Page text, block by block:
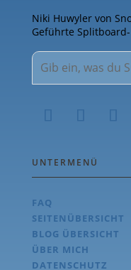
Niki Huwyler von
Geführte
Suchen
nach:
UNTERMENÜ
FAQ
SEITENÜBERSICHT
BLOG ÜBERSICHT
ÜBER MICH
DATENSCHUTZ